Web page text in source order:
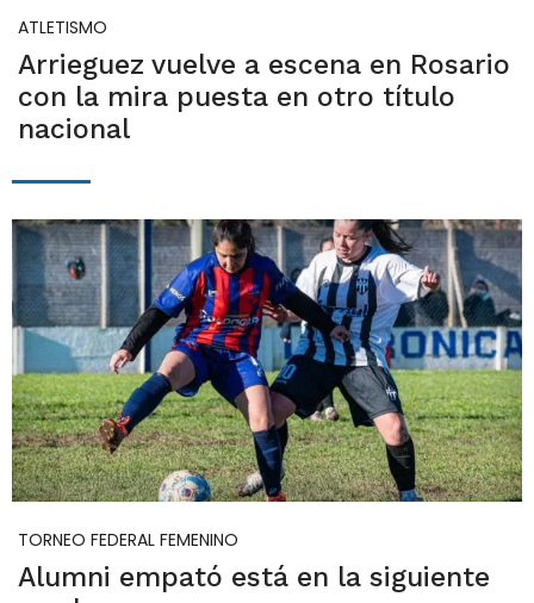
ATLETISMO
Arrieguez vuelve a escena en Rosario
con la mira puesta en otro título
nacional
TORNEO FEDERAL FEMENINO
Alumni empató está en la siguiente